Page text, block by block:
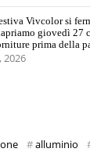
Vivcolor si
giovedì 27
prima della
2026
alluminio